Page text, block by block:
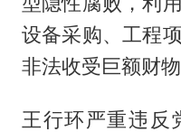
设备采购、工程
非法收受巨额财物
王行环严重违反